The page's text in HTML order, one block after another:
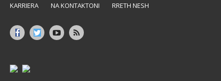
KARRIERA NA KONTAKTONI RRETH NESH